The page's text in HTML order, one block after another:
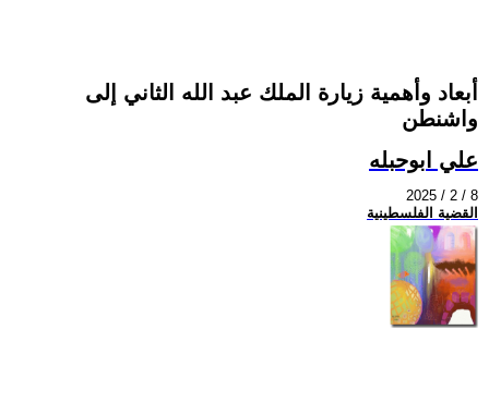
أبعاد وأهمية زيارة الملك عبد الله الثاني إلى
واشنطن
علي ابوحبله
2025 / 2 / 8
القضية الفلسطينية